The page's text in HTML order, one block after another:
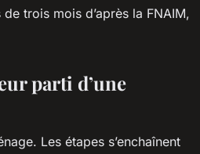
trois mois d’après la FNAIM,
parti d’une
Les étapes s’enchaînent